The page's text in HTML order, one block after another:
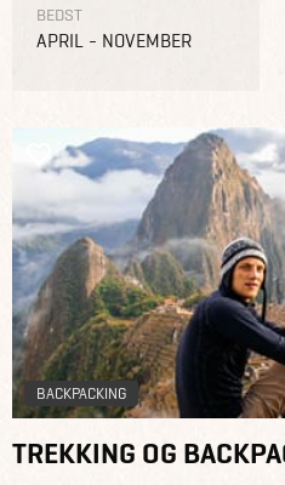
BEDST
APRIL - NOVEMBER
BACKPACKING
TREKKING OG